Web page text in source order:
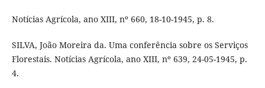
Notícias Agrícola, ano XIII, nº 660, 18-10-1945, p. 8.
SILVA, João Moreira da. Uma conferência sobre os Serviços
Florestais. Notícias Agrícola, ano XIII, nº 639, 24-05-1945, p.
4.